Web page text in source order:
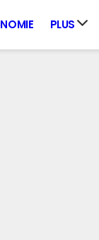
PLUS